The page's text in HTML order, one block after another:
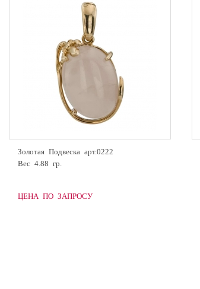
Золотая Подвеска арт.0222
Вес 4.88 гр.
ЦЕНА ПО ЗАПРОСУ